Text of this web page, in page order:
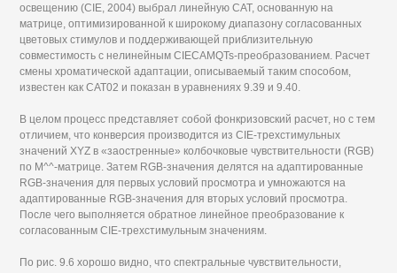
освещению (CIE, 2004) выбрал линейную CAT, основанную на
матрице, оптимизированной к широкому диапазону согласованных
цветовых стимулов и поддерживающей приблизительную
совместимость с нелинейным CIECAMQTs-преобразованием. Расчет
смены хроматической адаптации, описываемый таким способом,
известен как CAT02 и показан в уравнениях 9.39 и 9.40.
В целом процесс представляет собой фонкризовский расчет, но с тем
отличием, что конверсия производится из CIE-трехстимульных
значений XYZ в «заостренные» колбочковые чувствительности (RGB)
по M^^-матрице. Затем RGB-значения делятся на адаптированные
RGB-значения для первых условий просмотра и умножаются на
адаптированные RGB-значения для вторых условий просмотра.
После чего выполняется обратное линейное преобразование к
согласованным CIE-трехстимульным значениям.
По рис. 9.6 хорошо видно, что спектральные чувствительности,